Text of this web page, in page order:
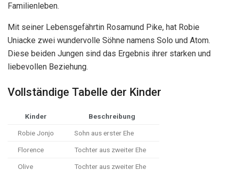
Familienleben.
Mit seiner Lebensgefährtin Rosamund Pike, hat Robie
Uniacke zwei wundervolle Söhne namens Solo und Atom.
Diese beiden Jungen sind das Ergebnis ihrer starken und
liebevollen Beziehung.
Vollständige Tabelle der Kinder
Kinder Beschreibung
Robie Jonjo Sohn aus erster Ehe
Florence Tochter aus zweiter Ehe
Olive Tochter aus zweiter Ehe